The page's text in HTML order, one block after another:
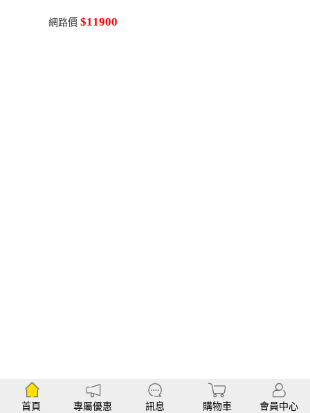
網路價 $11900
首頁 專屬優惠 訊息 購物車 會員中心